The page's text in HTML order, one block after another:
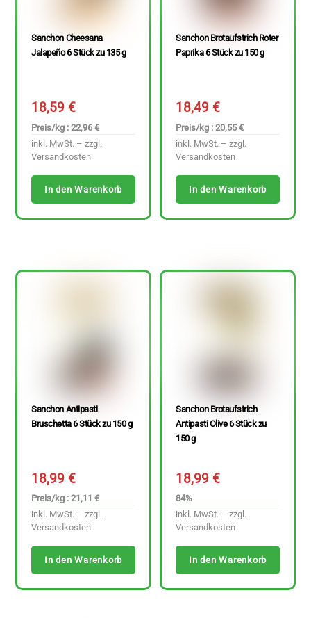
Sanchon Cheesana
Jalapeño 6 Stück zu 135 g
18,59€
Preis/kg : 22,96 €
inkl. MwSt. – zzgl.
Versandkosten
In den Warenkorb
Sanchon Brotaufstrich Roter
Paprika 6 Stück zu 150 g
18,49€
Preis/kg : 20,55 €
inkl. MwSt. – zzgl.
Versandkosten
In den Warenkorb
Sanchon Antipasti
Bruschetta 6 Stück zu 150 g
18,99€
Preis/kg : 21,11 €
inkl. MwSt. – zzgl.
Versandkosten
In den Warenkorb
Sanchon Brotaufstrich
Antipasti Olive 6 Stück zu
150 g
18,99€
84%
inkl. MwSt. – zzgl.
Versandkosten
In den Warenkorb